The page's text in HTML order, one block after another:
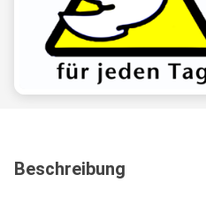
Beschreibung